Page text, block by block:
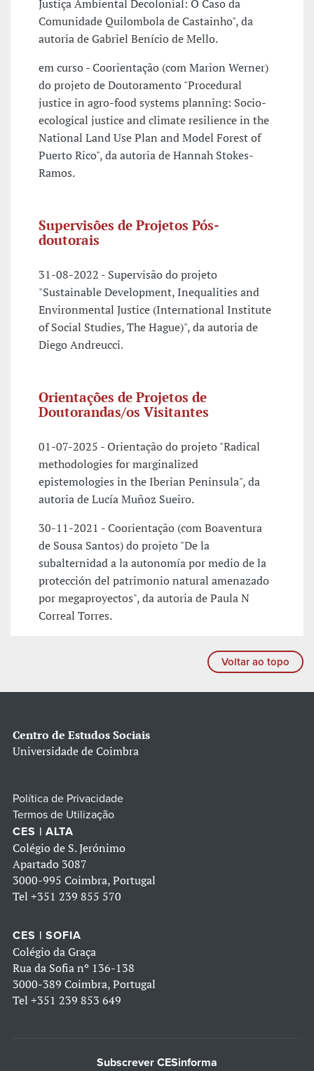
Justiça Ambiental Decolonial: O Caso da
Comunidade Quilombola de Castainho", da
autoria de Gabriel Benício de Mello.
em curso - Coorientação (com Marion Werner)
do projeto de Doutoramento "Procedural
justice in agro-food systems planning: Socio-
ecological justice and climate resilience in the
National Land Use Plan and Model Forest of
Puerto Rico", da autoria de Hannah Stokes-
Ramos.
Supervisões de Projetos Pós-
doutorais
31-08-2022 - Supervisão do projeto
"Sustainable Development, Inequalities and
Environmental Justice (International Institute
of Social Studies, The Hague)", da autoria de
Diego Andreucci.
Orientações de Projetos de
Doutorandas/os Visitantes
01-07-2025 - Orientação do projeto "Radical
methodologies for marginalized
epistemologies in the Iberian Peninsula", da
autoria de Lucía Muñoz Sueiro.
30-11-2021 - Coorientação (com Boaventura
de Sousa Santos) do projeto "De la
subalternidad a la autonomía por medio de la
protección del patrimonio natural amenazado
por megaproyectos", da autoria de Paula N
Correal Torres.
Voltar ao topo
Centro de Estudos Sociais
Universidade de Coimbra
Política de Privacidade
Termos de Utilização
CES | ALTA
Colégio de S. Jerónimo
Apartado 3087
3000-995 Coimbra, Portugal
Tel +351 239 855 570
CES | SOFIA
Colégio da Graça
Rua da Sofia nº 136-138
3000-389 Coimbra, Portugal
Tel +351 239 853 649
Subscrever CESinforma